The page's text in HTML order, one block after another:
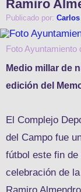
Ramiro
Publicado por:
Foto Ayuntamiento
Medio millar de
edición del
El Complejo
del Campo fue
fútbol este fin
celebración de
Ramiro